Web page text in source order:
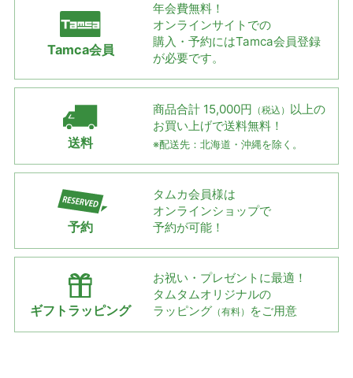
Tamca会員
年会費無料！
オンラインサイトでの
購入・予約にはTamca会員登録
が必要です。
送料
商品合計 15,000円 （税込） 以上の
お買い上げで送料無料！
※配送先：北海道・沖縄を除く。
予約
タムカ会員様は
オンラインショップで
予約が可能！
ギフトラッピング
お祝い・プレゼントに最適！
タムタムオリジナルの
ラッピング （有料） をご用意